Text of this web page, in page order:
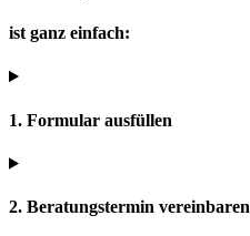
ist ganz einfach:
1. Formular ausfüllen
2. Beratungstermin vereinbaren